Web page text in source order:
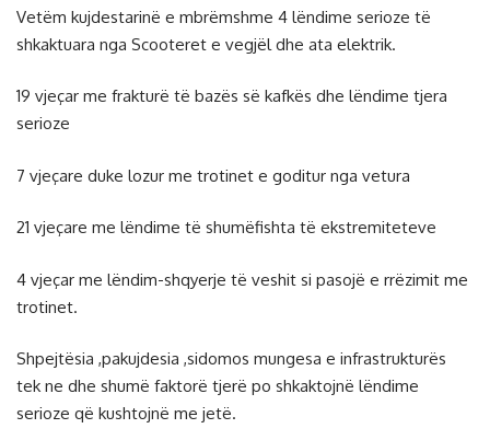
Vetëm kujdestarinë e mbrëmshme 4 lëndime serioze të
shkaktuara nga Scooteret e vegjël dhe ata elektrik.
19 vjeçar me frakturë të bazës së kafkës dhe lëndime tjera
serioze
7 vjeçare duke lozur me trotinet e goditur nga vetura
21 vjeçare me lëndime të shumëfishta të ekstremiteteve
4 vjeçar me lëndim-shqyerje të veshit si pasojë e rrëzimit me
trotinet.
Shpejtësia ,pakujdesia ,sidomos mungesa e infrastrukturës
tek ne dhe shumë faktorë tjerë po shkaktojnë lëndime
serioze që kushtojnë me jetë.